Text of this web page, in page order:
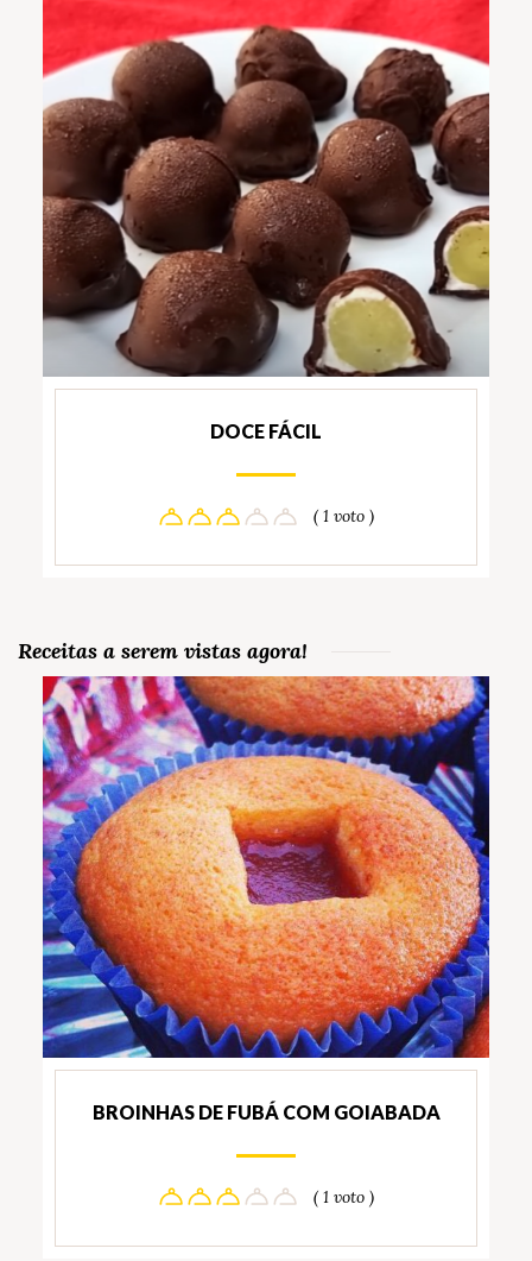
DOCE FÁCIL
( 1 voto )
Receitas a serem vistas agora!
BROINHAS DE FUBÁ COM GOIABADA
( 1 voto )